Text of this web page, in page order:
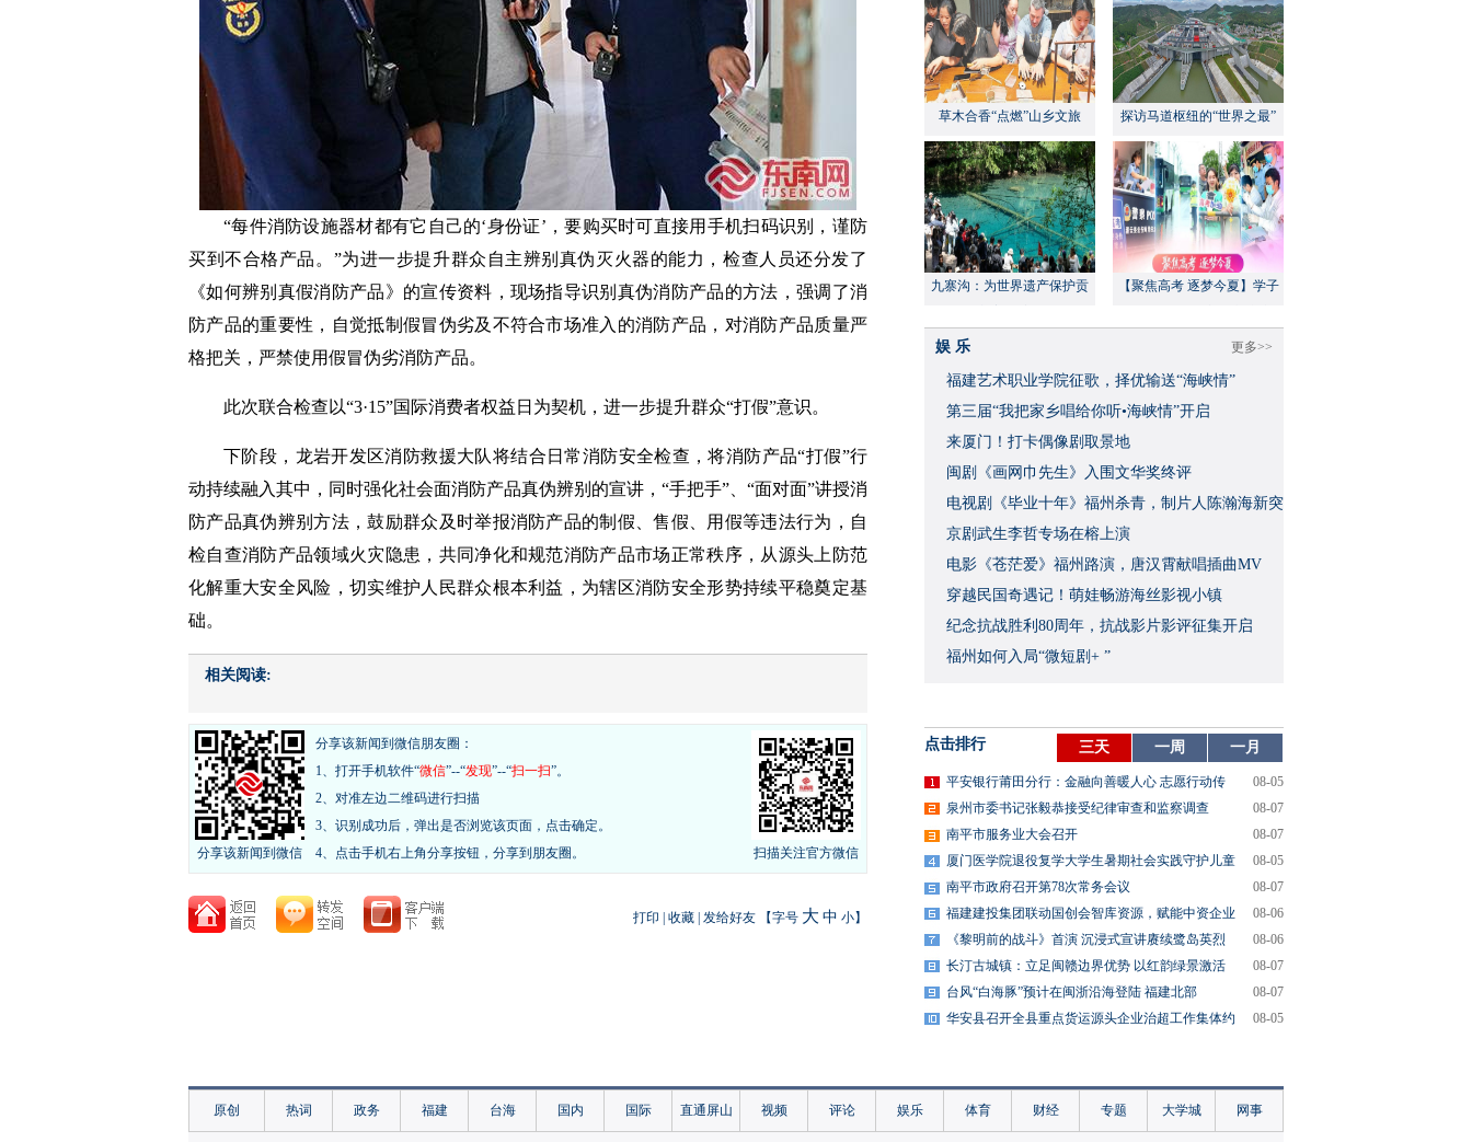
“每件消防设施器材都有它自己的‘身份证’，要购买时可直接用手机扫码识别，谨防
买到不合格产品。”为进一步提升群众自主辨别真伪灭火器的能力，检查人员还分发了
《如何辨别真假消防产品》的宣传资料，现场指导识别真伪消防产品的方法，强调了消
防产品的重要性，自觉抵制假冒伪劣及不符合市场准入的消防产品，对消防产品质量严
格把关，严禁使用假冒伪劣消防产品。
此次联合检查以“3·15”国际消费者权益日为契机，进一步提升群众“打假”意识。
下阶段，龙岩开发区消防救援大队将结合日常消防安全检查，将消防产品“打假”行
动持续融入其中，同时强化社会面消防产品真伪辨别的宣讲，“手把手”、“面对面”讲授消
防产品真伪辨别方法，鼓励群众及时举报消防产品的制假、售假、用假等违法行为，自
检自查消防产品领域火灾隐患，共同净化和规范消防产品市场正常秩序，从源头上防范
化解重大安全风险，切实维护人民群众根本利益，为辖区消防安全形势持续平稳奠定基
础。
相关阅读:
扫描关注官方微信
分享该新闻到微信
分享该新闻到微信朋友圈：
1、打开手机软件“微信”--“发现”--“扫一扫”。
2、对准左边二维码进行扫描
3、识别成功后，弹出是否浏览该页面，点击确定。
4、点击手机右上角分享按钮，分享到朋友圈。
打印 收藏 发给好友 【字号 大 中 小】
草木合香“点燃”山乡文旅 探访马道枢纽的“世界之最”
九寨沟：为世界遗产保护贡
【聚焦高考 逐梦今夏】学子
更多>>
娱 乐
福建艺术职业学院征歌，择优输送“海峡情”
​第三届“我把家乡唱给你听•海峡情”开启
来厦门！打卡偶像剧取景地
闽剧《画网巾先生》入围文华奖终评
​电视剧《毕业十年》福州杀青，制片人陈瀚海新突
破
京剧武生李哲专场在榕上演
​电影《苍茫爱》福州路演，唐汉霄献唱插曲MV
穿越民国奇遇记！萌娃畅游海丝影视小镇
​纪念抗战胜利80周年，抗战影片影评征集开启
福州如何入局“微短剧+ ”
点击排行 三天 一周 一月
平安银行莆田分行：金融向善暖人心 志愿行动传
08-05
泉州市委书记张毅恭接受纪律审查和监察调查
08-07
南平市服务业大会召开
08-07
厦门医学院退役复学大学生暑期社会实践守护儿童
08-05
南平市政府召开第78次常务会议
08-07
福建建投集团联动国创会智库资源，赋能中资企业
08-06
《黎明前的战斗》首演 沉浸式宣讲赓续鹭岛英烈
08-06
长汀古城镇：立足闽赣边界优势 以红韵绿景激活
08-07
台风“白海豚”预计在闽浙沿海登陆 福建北部
08-07
华安县召开全县重点货运源头企业治超工作集体约
08-05
原创 热词 政务 福建 台海 国内 国际 直通屏山 视频 评论 娱乐 体育 财经 专题 大学城 网事